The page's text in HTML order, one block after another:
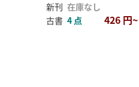
新刊 在庫なし
古書 4 点 426 円~